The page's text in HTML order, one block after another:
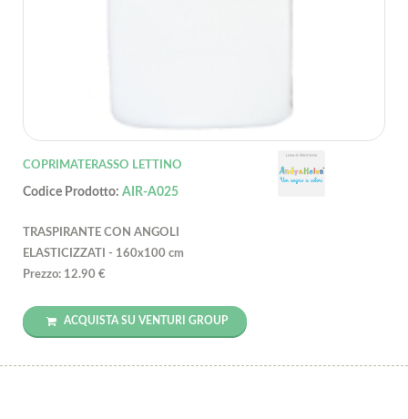
COPRIMATERASSO LETTINO
Codice Prodotto: AIR-A025
TRASPIRANTE CON ANGOLI
ELASTICIZZATI - 160x100 cm
Prezzo: 12.90 €
ACQUISTA SU VENTURI GROUP